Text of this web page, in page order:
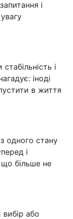
і
і
іноді
в життя
одного стану
і
що більше не
або